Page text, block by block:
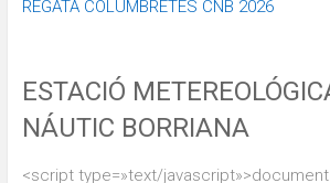
REGATA COLUMBRETES CNB 2026
ESTACIÓ
NÁUTIC BORRIANA
<script type=»text/